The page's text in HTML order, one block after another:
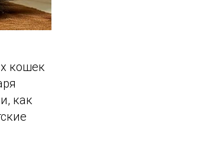
кошек
как